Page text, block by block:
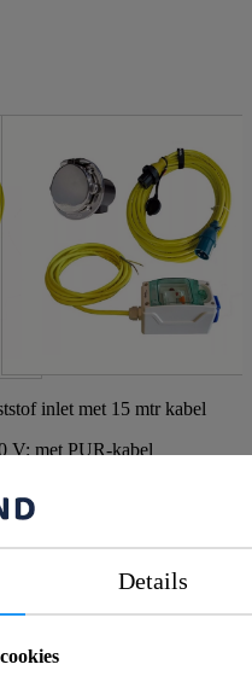
inlet met 15 mtr kabel
V: met PUR-kabel
Details